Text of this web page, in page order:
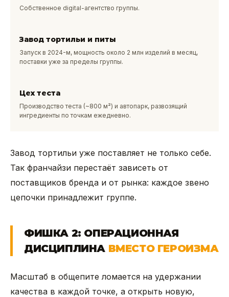
Собственное digital-агентство группы.
Завод тортильи и питы
Запуск в 2024-м, мощность около 2 млн изделий в месяц,
поставки уже за пределы группы.
Цех теста
Производство теста (~800 м²) и автопарк, развозящий
ингредиенты по точкам ежедневно.
Завод тортильи уже поставляет не только себе.
Так франчайзи перестаёт зависеть от
поставщиков бренда и от рынка: каждое звено
цепочки принадлежит группе.
ФИШКА 2: ОПЕРАЦИОННАЯ
ДИСЦИПЛИНА ВМЕСТО ГЕРОИЗМА
Масштаб в общепите ломается на удержании
качества в каждой точке, а открыть новую,